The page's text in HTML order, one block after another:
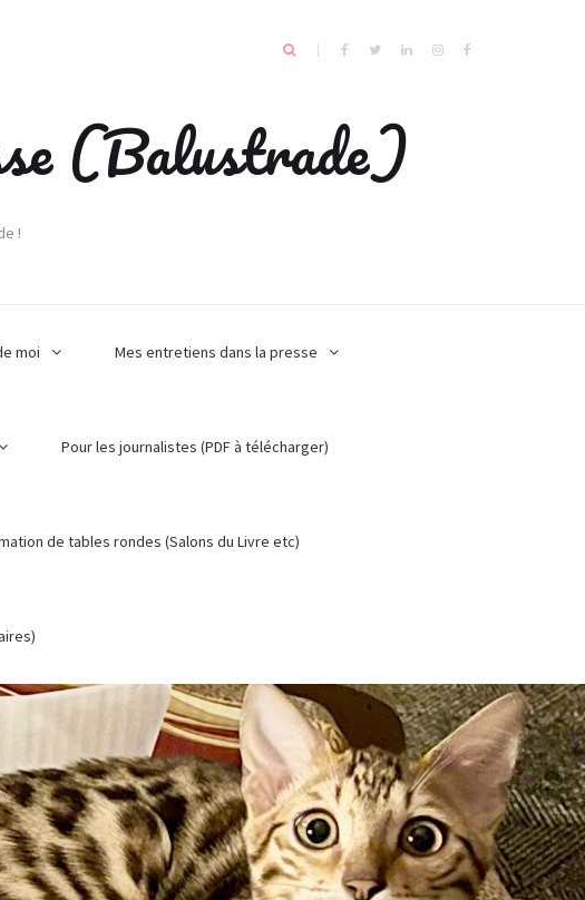
(Balustrade)
!
moi Mes entretiens dans la presse
Pour les journalistes (PDF à télécharger)
de tables rondes (Salons du Livre etc)